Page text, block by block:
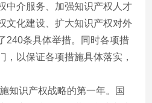
中介服务、加强知识产权人才
文化建设、扩大知识产权对外
240条具体举措。同时各项措
，以保证各项措施具体落实，
知识产权战略的第一年。国